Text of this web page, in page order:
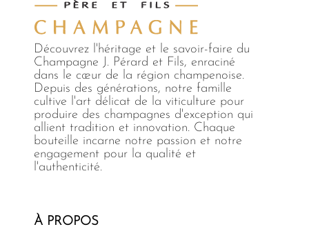
Découvrez l'héritage et le savoir-faire du
Champagne J. Pérard et Fils, enraciné
dans le cœur de la région champenoise.
Depuis des générations, notre famille
cultive l'art délicat de la viticulture pour
produire des champagnes d'exception qui
allient tradition et innovation. Chaque
bouteille incarne notre passion et notre
engagement pour la qualité et
l'authenticité.
À PROPOS